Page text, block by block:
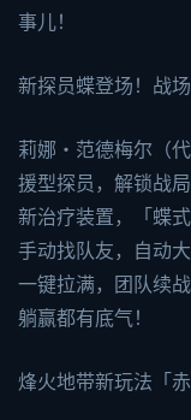
事儿！
新探员蝶登场！战
莉娜・范德梅尔（
援型探员，解锁战
新治疗装置，「蝶
手动找队友，自动
一键拉满，团队续
躺赢都有底气！
烽火地带新玩法「